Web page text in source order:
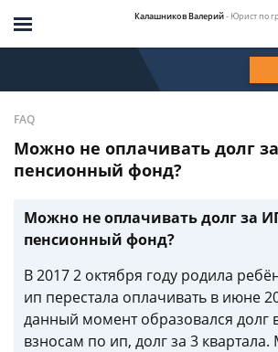
Калашников Валерий- Юрист по
FAQ
Можно не оплачивать долг
пенсионный фонд?
Можно не оплачивать долг за
пенсионный фонд?
В 2017 2 октября году родила
ип перестала оплачивать в июне
данный момент образовался долг
взносам по ип, долг за 3 квартала.